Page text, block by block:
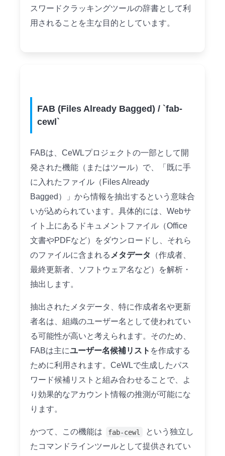
スワードクラッキングツールの辞書として利
用されることを主な目的としています。
FAB (Files Already Bagged) / `fab-
cewl`
FABは、CeWLプロジェクトの一部として開
発された機能（またはツール）で、「既に手
に入れたファイル（Files Already
Bagged）」から情報を抽出するという意味合
いが込められています。具体的には、Webサ
イト上にあるドキュメントファイル（Office
文書やPDFなど）をダウンロードし、それら
のファイルに含まれるメタデータ
（作成者、
最終更新者、ソフトウェア名など）を解析・
抽出します。
抽出されたメタデータ、特に作成者名や更新
者名は、組織のユーザー名として使われてい
る可能性が高いと考えられます。そのため、
FABは主にユーザー名候補リスト を作成する
ために利用されます。CeWLで生成したパス
ワード候補リストと組み合わせることで、よ
り効果的なアカウント情報の推測が可能にな
ります。
かつて、この機能は fab-cewl
という独立し
たコマンドラインツールとして提供されてい